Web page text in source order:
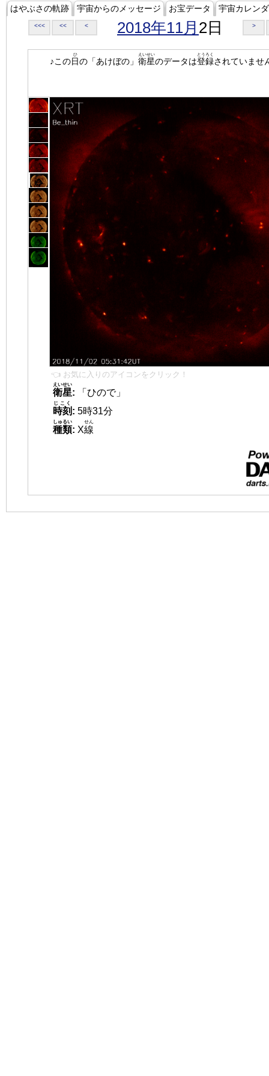
はやぶさの軌跡 宇宙からのメッセージ お宝データ 宇宙カレン
<<< << < 2018年11月 2日 >
♪この日
ひ
の「あけぼの」 衛星
えいせい
のデータは登録
とうろく
されていませ
👈 お気に入りのアイコンをクリック！
衛星
えいせい
:
「ひので」
時刻
じこく
: 5時31分
種類
しゅるい
: X線
せん